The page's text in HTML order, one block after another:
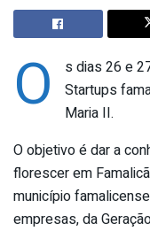
O
s dias 26 e
Startups
Maria II.
O objetivo é dar a
florescer em
município
empresas, da